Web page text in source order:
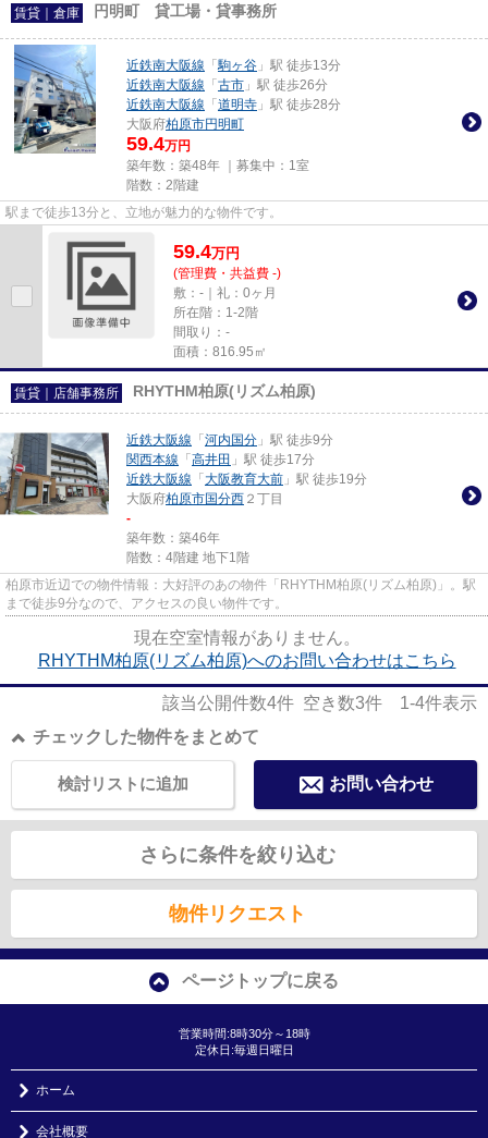
賃貸｜倉庫 円明町 貸工場・貸事務所
近鉄南大阪線 「駒ヶ谷 」駅 徒歩13分
近鉄南大阪線 「 古市 」駅 徒歩26分
近鉄南大阪線 「 道明寺 」駅 徒歩28分
大阪府柏原市円明町
59.4万円
築年数：築48年 ｜募集中： 1室
階数：2階建
駅まで徒歩13分と、立地が魅力的な物件です。
59.4万円
(管理費・共益費 -)
敷：-｜礼：0ヶ月
所在階：1-2階
間取り：-
面積：816.95㎡
賃貸｜店舗事務所 RHYTHM柏原(リズム柏原)
近鉄大阪線 「 河内国分 」駅 徒歩9分
関西本線 「 高井田 」駅 徒歩17分
近鉄大阪線 「 大阪教育大前 」駅 徒歩19分
大阪府柏原市国分西 ２丁目
-
築年数：築46年
階数：4階建 地下1階
柏原市近辺での物件情報：大好評のあの物件「RHYTHM柏原(リズム柏原)」。駅
まで徒歩9分なので、アクセスの良い物件です。
現在空室情報がありません。
RHYTHM柏原(リズム柏原)へのお問い合わせはこちら
該当公開件数4件 空き数3件 1-4件表示
チェックした物件をまとめて
お問い合わせ
検討リストに追加
さらに条件を絞り込む
物件リクエスト
ページトップに戻る
営業時間:8時30分～18時
定休日:毎週日曜日
ホーム
会社概要